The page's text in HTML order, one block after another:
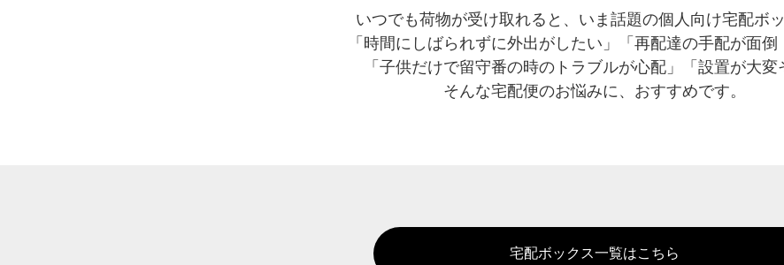
いつでも荷物が受け取れると、いま話題の個人向け宅配ボッ
「時間にしばられずに外出がしたい」「再配達の手配が面倒
「子供だけで留守番の時のトラブルが心配」「設置が大変
そんな宅配便のお悩みに、おすすめです。
宅配ボックス一覧はこちら